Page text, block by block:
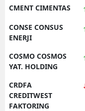
CMENT CIMENTAS
CONSE CONSUS
ENERJI
COSMO COSMOS
YAT. HOLDING
CRDFA
CREDITWEST
FAKTORING